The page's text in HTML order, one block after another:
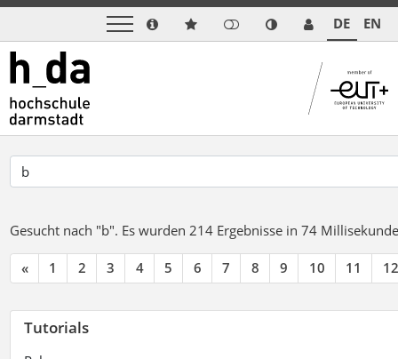
DE EN
Gesucht nach "b". Es wurden 214 Ergebnisse in 74
« 1 2 3 4 5 6 7 8 9 10 11 12
Tutorials